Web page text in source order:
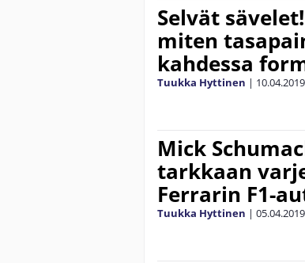
Selvät
miten
kahdessa
Tuukka Hyttinen | 10.04.2019
Mick
tarkkaan
Ferrarin F1-
Tuukka Hyttinen | 05.04.2019